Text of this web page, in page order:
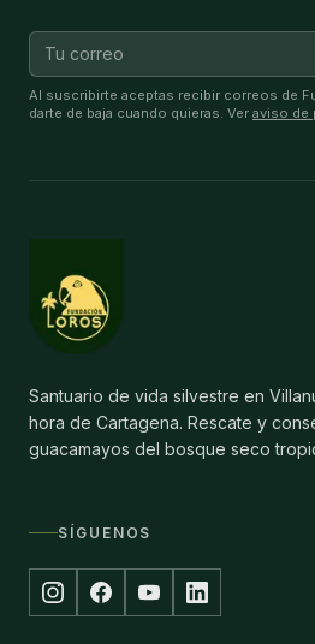
Al suscribirte aceptas recibir correos de
darte de baja cuando quieras. Ver aviso de
Santuario de vida silvestre en
hora de Cartagena. Rescate y
guacamayos del bosque seco
SÍGUENOS